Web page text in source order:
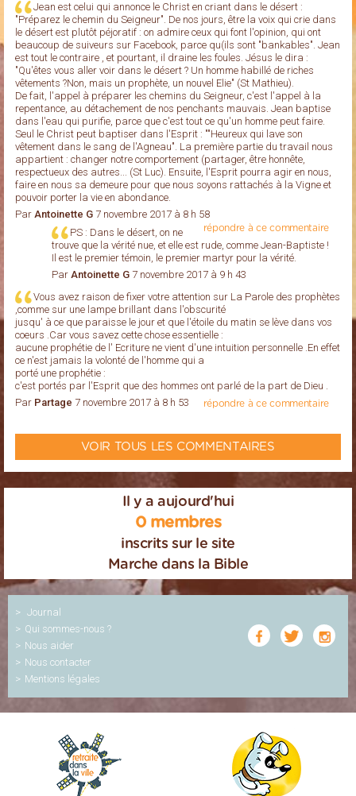
Jean est celui qui annonce le Christ en criant dans le désert :
"Préparez le chemin du Seigneur". De nos jours, être la voix qui crie dans
le désert est plutôt péjoratif : on admire ceux qui font l'opinion, qui ont
beaucoup de suiveurs sur Facebook, parce qu(ils sont "bankables". Jean
est tout le contraire , et pourtant, il draine les foules. Jésus le dira :
"Qu'êtes vous aller voir dans le désert ? Un homme habillé de riches
vêtements ?Non, mais un prophète, un nouvel Elie" (St Mathieu).
De fait, l'appel à préparer les chemins du Seigneur, c'est l'appel à la
repentance, au détachement de nos penchants mauvais. Jean baptise
dans l'eau qui purifie, parce que c'est tout ce qu'un homme peut faire.
Seul le Christ peut baptiser dans l'Esprit : ""Heureux qui lave son
vêtement dans le sang de l'Agneau". La première partie du travail nous
appartient : changer notre comportement (partager, être honnête,
respectueux des autres... (St Luc). Ensuite, l'Esprit pourra agir en nous,
faire en nous sa demeure pour que nous soyons rattachés à la Vigne et
pouvoir porter la vie en abondance.
Par Antoinette G 7 novembre 2017 à 8 h 58
répondre à ce commentaire
PS : Dans le désert, on ne
trouve que la vérité nue, et elle est rude, comme Jean-Baptiste !
Il est le premier témoin, le premier martyr pour la vérité.
Par Antoinette G 7 novembre 2017 à 9 h 43
Vous avez raison de fixer votre attention sur La Parole des prophètes
,comme sur une lampe brillant dans l'obscurité
jusqu' à ce que paraisse le jour et que l'étoile du matin se lève dans vos
coeurs .Car vous savez cette chose essentielle :
aucune prophétie de l' Ecriture ne vient d'une intuition personnelle .En effet
ce n'est jamais la volonté de l'homme qui a
porté une prophétie :
c'est portés par l'Esprit que des hommes ont parlé de la part de Dieu .
Par Partage 7 novembre 2017 à 8 h 53 répondre à ce commentaire
VOIR TOUS LES COMMENTAIRES
Il y a aujourd'hui
0 membres
inscrits sur le site
Marche dans la Bible
Journal
Qui sommes-nous ?
Nous aider
Nous contacter
Mentions légales